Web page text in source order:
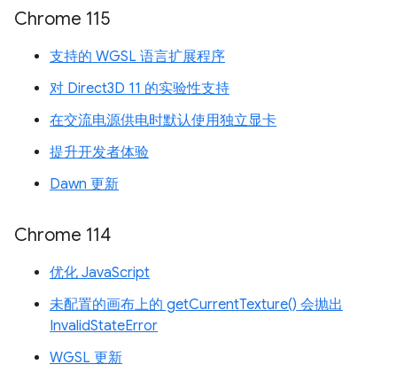
Chrome 115
支持的 WGSL 语言扩展程序
对 Direct3D 11 的实验性支持
在交流电源供电时默认使用独立显卡
提升开发者体验
Dawn 更新
Chrome 114
优化 JavaScript
未配置的画布上的 getCurrentTexture() 会抛出
InvalidStateError
WGSL 更新